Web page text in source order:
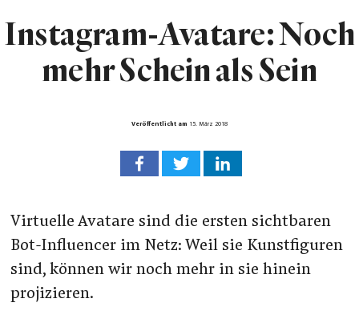
Instagram-Avatare: Noch
mehr Schein als Sein
Veröffentlicht am 15. März 2018
Virtuelle Avatare sind die ersten sichtbaren
Bot-Influencer im Netz: Weil sie Kunstfiguren
sind, können wir noch mehr in sie hinein
projizieren.